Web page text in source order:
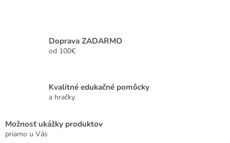
Doprava ZADARMO
od 100€
Kvalitné edukačné pomôcky
a hračky
Možnosť ukážky produktov
priamo u Vás